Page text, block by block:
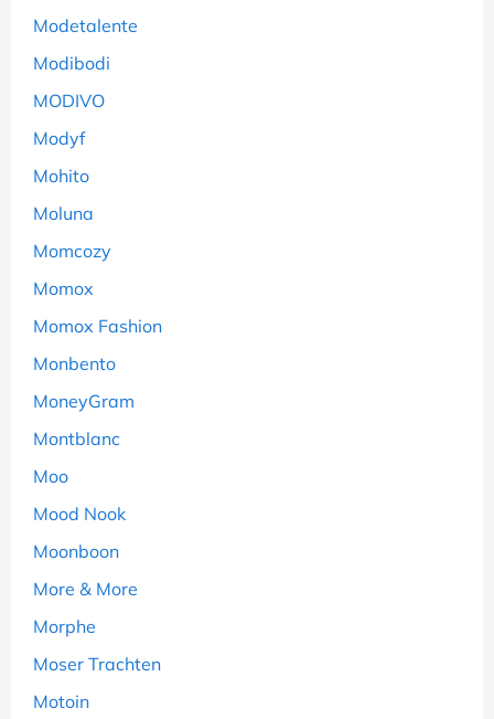
Modetalente
Modibodi
MODIVO
Modyf
Mohito
Moluna
Momcozy
Momox
Momox Fashion
Monbento
MoneyGram
Montblanc
Moo
Mood Nook
Moonboon
More & More
Morphe
Moser Trachten
Motoin